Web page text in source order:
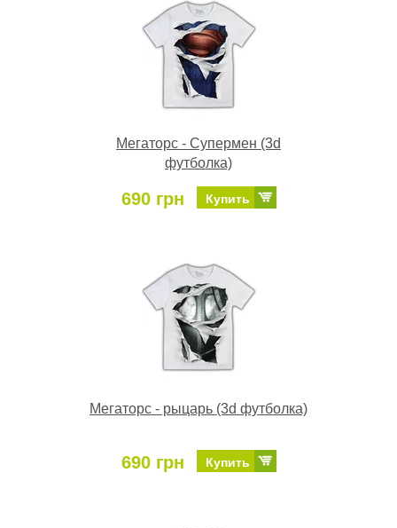
Мегаторс - Супермен (3d
футболка)
690 грн Купить
Мегаторс - рыцарь (3d футболка)
690 грн Купить